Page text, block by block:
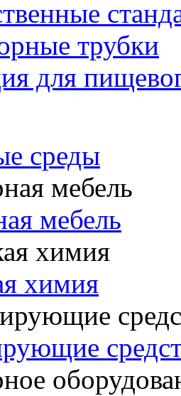
трубки
для
среды
мебель
химия